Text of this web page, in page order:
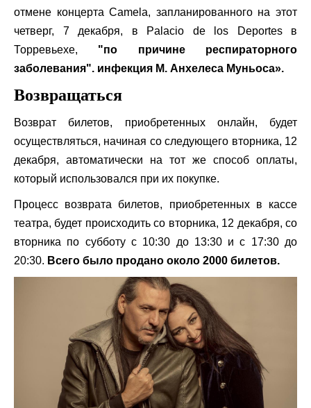
отмене концерта Camela, запланированного на этот
четверг, 7 декабря, в Palacio de los Deportes в
Торревьехе, "по причине респираторного
заболевания". инфекция М. Анхелеса Муньоса».
Возвращаться
Возврат билетов, приобретенных онлайн, будет
осуществляться, начиная со следующего вторника, 12
декабря, автоматически на тот же способ оплаты,
который использовался при их покупке.
Процесс возврата билетов, приобретенных в кассе
театра, будет происходить со вторника, 12 декабря, со
вторника по субботу с 10:30 до 13:30 и с 17:30 до
20:30. Всего было продано около 2000 билетов.